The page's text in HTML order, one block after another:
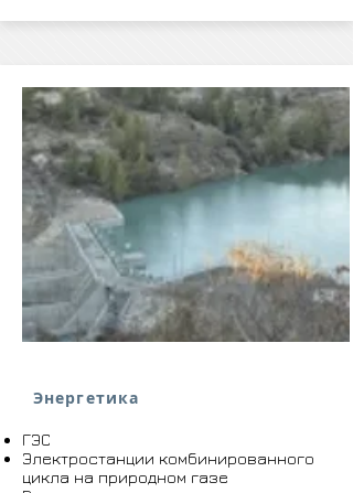
Энергетика
ГЭС
Электростанции комбинированного
цикла на природном газе